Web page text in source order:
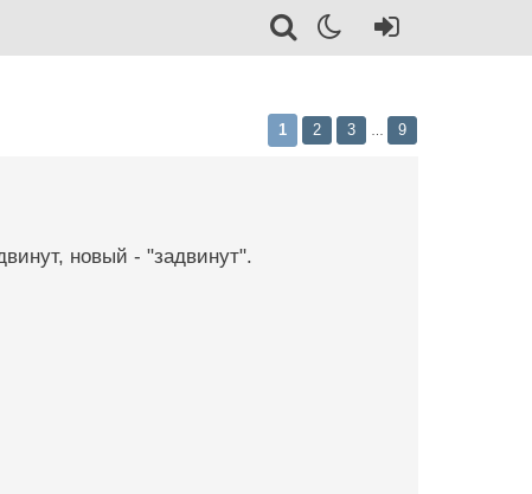
1 2 3 9
новый - "задвинут".